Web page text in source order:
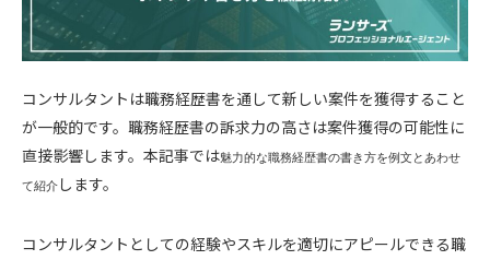
コンサルタントは職務経歴書を通して新しい案件を獲得すること
が一般的です。職務経歴書の訴求力の高さは案件獲得の可能性に
直接影響します。本記事では魅力的な職務経歴書の書き方を例文とあわせ
て紹介 します。
コンサルタントとしての経験やスキルを適切にアピールできる職